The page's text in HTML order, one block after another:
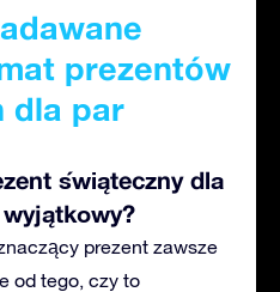
prezentów
dla par
świąteczny dla
prezent zawsze
od tego, czy to